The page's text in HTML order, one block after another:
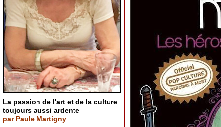
La passion de l'art et de la culture
toujours aussi ardente
par Paule Martigny